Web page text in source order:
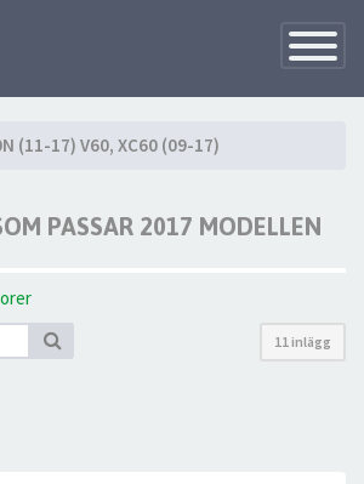
Toggle
(11-17) V60, XC60 (09-17)
PASSAR 2017 MODELLEN
11 inlägg